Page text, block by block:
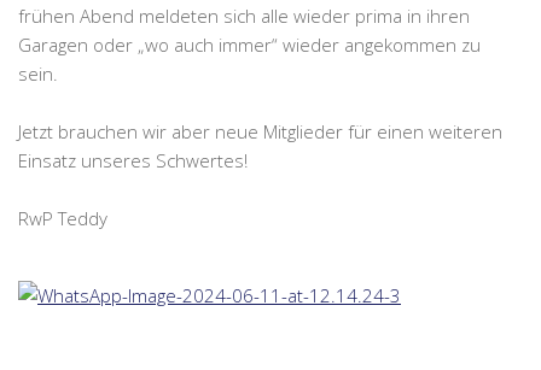
frühen Abend meldeten sich alle wieder prima in ihren
Garagen oder „wo auch immer“ wieder angekommen zu
sein.
Jetzt brauchen wir aber neue Mitglieder für einen weiteren
Einsatz unseres Schwertes!
RwP Teddy